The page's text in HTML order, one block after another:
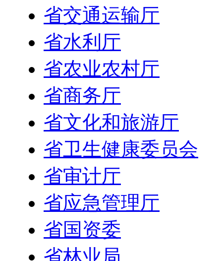
省交通运输厅
省水利厅
省农业农村厅
省商务厅
省文化和旅游厅
省卫生健康委员会
省审计厅
省应急管理厅
省国资委
省林业局